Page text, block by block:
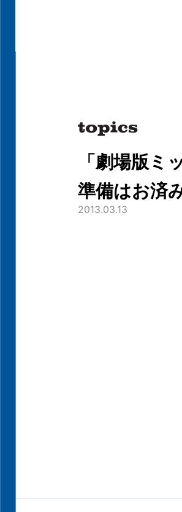
「劇場版ミ
準備はお済
2013.03.13